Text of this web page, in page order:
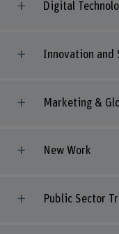
Digital
Innovation
Marketing &
New Work
Public Sector